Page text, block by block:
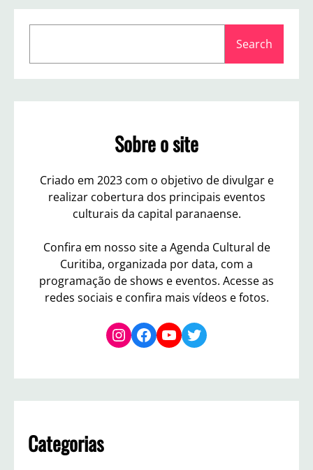
v
F
e
T
a
k
a
r
c
Search
Sobre o site
Criado em 2023 com o objetivo de divulgar e
realizar cobertura dos principais eventos
culturais da capital paranaense.
Confira em nosso site a Agenda Cultural de
Curitiba, organizada por data, com a
programação de shows e eventos. Acesse as
redes sociais e confira mais vídeos e fotos.
Instagram Facebook YouTube Twitter
Categorias